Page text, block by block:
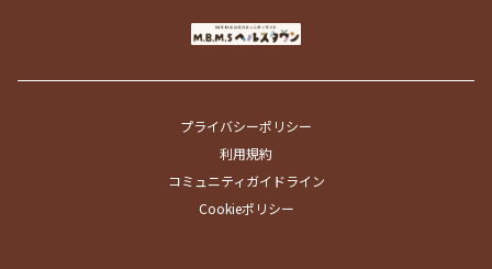
プライバシーポリシー
利用規約
コミュニティガイドライン
Cookieポリシー